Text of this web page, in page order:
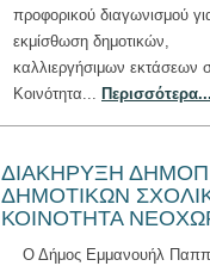
προφορικού διαγωνισμού
εκμίσθωση δημοτικών,
καλλιεργήσιμων εκτάσεων
Κοινότητα...
ΔΙΑΚΗΡΥΞΗ
ΔΗΜΟΤΙΚΩΝ
ΚΟΙΝΟΤΗΤΑ
Ο Δήμος Εμμανουήλ